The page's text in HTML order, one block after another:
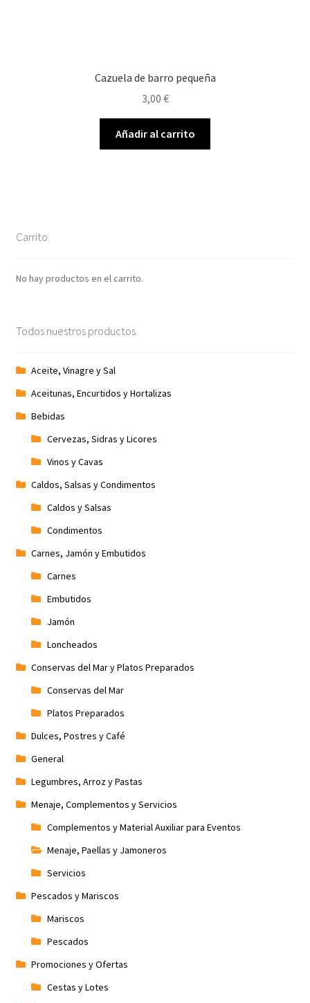
Cazuela de barro pequeña
3,00 €
Añadir al carrito
Carrito
No hay productos en el carrito.
Todos nuestros productos
Aceite, Vinagre y Sal
Aceitunas, Encurtidos y Hortalizas
Bebidas
Cervezas, Sidras y Licores
Vinos y Cavas
Caldos, Salsas y Condimentos
Caldos y Salsas
Condimentos
Carnes, Jamón y Embutidos
Carnes
Embutidos
Jamón
Loncheados
Conservas del Mar y Platos Preparados
Conservas del Mar
Platos Preparados
Dulces, Postres y Café
General
Legumbres, Arroz y Pastas
Menaje, Complementos y Servicios
Complementos y Material Auxiliar para Eventos
Menaje, Paellas y Jamoneros
Servicios
Pescados y Mariscos
Mariscos
Pescados
Promociones y Ofertas
Cestas y Lotes